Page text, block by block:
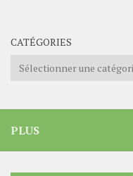
CATÉGORIES
Catégories
PLUS